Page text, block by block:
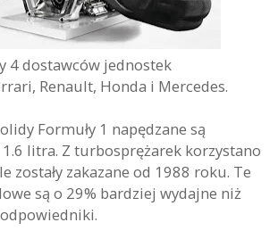
4 dostawców jednostek
Renault, Honda i Mercedes.
Formuły 1 napędzane są
litra. Z turbosprężarek korzystano
zostały zakazane od 1988 roku. Te
są o 29% bardziej wydajne niż